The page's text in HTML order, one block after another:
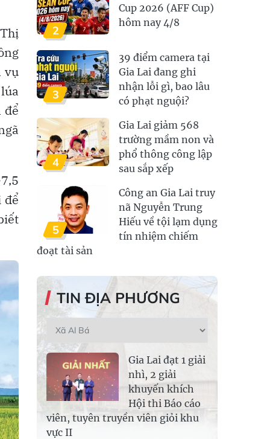
vụ
để
để
2
Cup 2026 (AFF Cup)
hôm nay 4/8
3
39 điểm camera tại
Gia Lai đang ghi
nhận lỗi gì, bao lâu
có phạt nguội?
4
Gia Lai giảm 568
trường mầm non và
phổ thông công lập
sau sắp xếp
5
Công an Gia Lai truy
nã Nguyễn Trung
Hiếu về tội lạm dụng
tín nhiệm chiếm
đoạt tài sản
TIN ĐỊA PHƯƠNG
Gia Lai đạt 1 giải
nhì, 2 giải
khuyến khích
Hội thi Báo cáo
viên, tuyên truyền viên giỏi khu
vực II